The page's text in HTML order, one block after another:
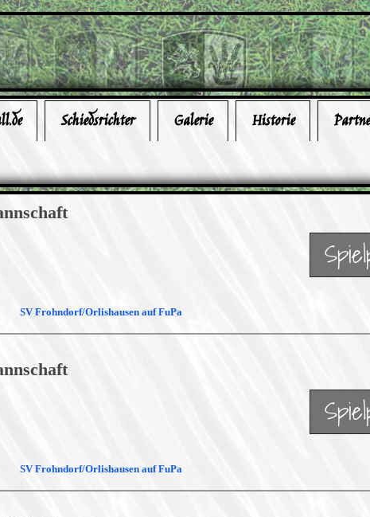
Schiedsrichter Galerie Historie
SV Frohndorf/Orlishausen auf FuPa
SV Frohndorf/Orlishausen auf FuPa